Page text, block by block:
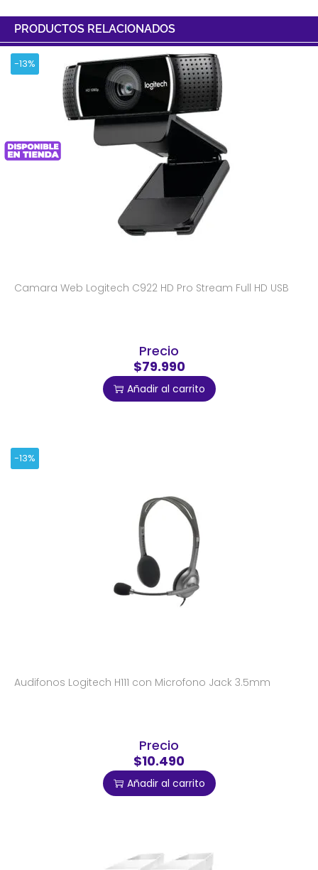
PRODUCTOS RELACIONADOS
-13%
Camara Web Logitech C922 HD Pro Stream Full HD USB
Precio
$79.990
Añadir al carrito
-13%
Audifonos Logitech H111 con Microfono Jack 3.5mm
Precio
$10.490
Añadir al carrito